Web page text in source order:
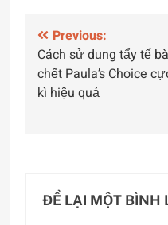
Điều
hướng
bài
Previous:
Cách sử dụng tẩy tế
chết Paula’s Choice
kì hiệu quả
ĐỂ LẠI MỘT BÌNH